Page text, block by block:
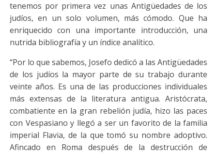
tenemos por primera vez unas Antigüedades de los
judíos, en un solo volumen, más cómodo. Que ha
enriquecido con una importante introducción, una
nutrida bibliografía y un índice analítico.
“Por lo que sabemos, Josefo dedicó a las Antigüedades
de los judíos la mayor parte de su trabajo durante
veinte años. Es una de las producciones individuales
más extensas de la literatura antigua. Aristócrata,
combatiente en la gran rebelión judía, hizo las paces
con Vespasiano y llegó a ser un favorito de la familia
imperial Flavia, de la que tomó su nombre adoptivo.
Afincado en Roma después de la destrucción de